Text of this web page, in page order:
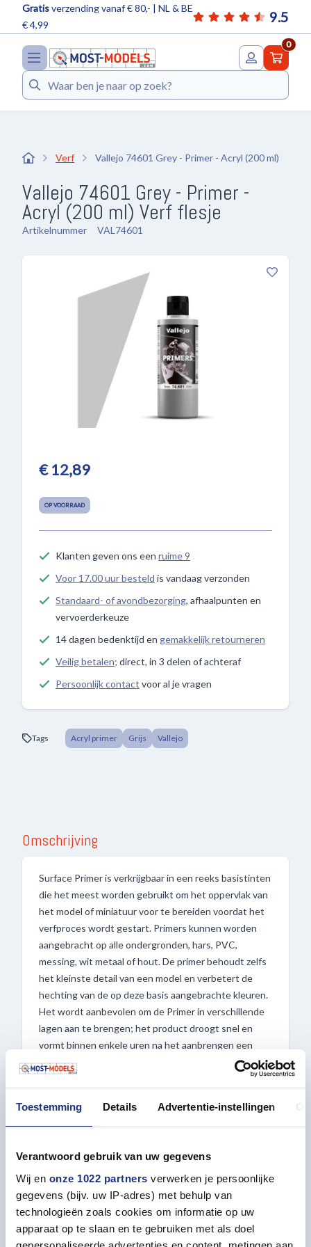
Toestemming Details Advertentie-instellingen
Verantwoord gebruik van uw gegevens
Wij en onze 1022 partners verwerken je persoonlijke
gegevens (bijv. uw IP-adres) met behulp van
technologieën zoals cookies om informatie op uw
apparaat op te slaan en te gebruiken met als doel
9.5
Gratisverzending vanaf € 80,- | NL & BE
€ 4,99
0
Zoeken
Verf Vallejo 74601 Grey - Primer - Acryl (200 ml)
Vallejo 74601 Grey - Primer -
Acryl (200 ml) Verf flesje
Artikelnummer VAL74601
€ 12,89
OP VOORRAAD
Klanten geven ons een ruime 9
Voor 17.00 uur besteld is vandaag verzonden
Standaard- of avondbezorging, afhaalpunten en
vervoerderkeuze
14 dagen bedenktijd en gemakkelijk retourneren
Veilig betalen; direct, in 3 delen of achteraf
Persoonlijk contact voor al je vragen
Tags Acryl primer Grijs Vallejo
Omschrijving
Surface Primer is verkrijgbaar in een reeks basistinten
die het meest worden gebruikt om het oppervlak van
het model of miniatuur voor te bereiden voordat het
verfproces wordt gestart. Primers kunnen worden
aangebracht op alle ondergronden, hars, PVC,
messing, wit metaal of hout. De primer behoudt zelfs
het kleinste detail van een model en verbetert de
hechting van de op deze basis aangebrachte kleuren.
Het wordt aanbevolen om de Primer in verschillende
lagen aan te brengen; het product droogt snel en
vormt binnen enkele uren na het aanbrengen een
homogene film van buitengewone sterkte en
weerstand. Surface Primer kan direct worden
Flow Improver. De aanbevolen
compressorinstellingen zijn ongeveer 15-20 PSI of 0,5
wordt aangeraden om de Vallejo Airbrush Cleaner te
gebruiken.
Bestel ook al uw andere Vallejo producten bij Most-
Models.com!